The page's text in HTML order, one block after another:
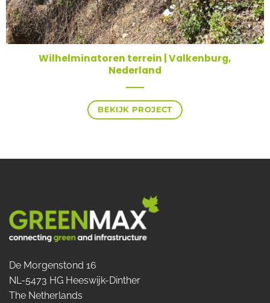
Wilhelminatoren terrein | Valkenburg,
Nederland
BEKIJK PROJECT
De Morgenstond 16
NL-5473 HG Heeswijk-Dinther
The Netherlands